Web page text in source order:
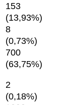
153
(13,93%)
8
(0,73%)
700
(63,75%)
2
(0,18%)